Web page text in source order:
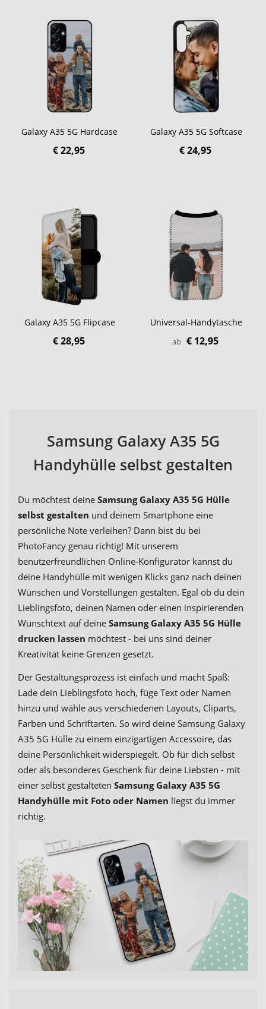
Galaxy A35 5G Hardcase
€ 22,95
Galaxy A35 5G Softcase
€ 24,95
Galaxy A35 5G Flipcase
€ 28,95
Universal-Handytasche
ab € 12,95
Samsung Galaxy A35 5G
Handyhülle selbst gestalten
Du möchtest deine Samsung Galaxy A35 5G Hülle
selbst gestalten und deinem Smartphone eine
persönliche Note verleihen? Dann bist du bei
PhotoFancy genau richtig! Mit unserem
benutzerfreundlichen Online-Konfigurator kannst du
deine Handyhülle mit wenigen Klicks ganz nach deinen
Wünschen und Vorstellungen gestalten. Egal ob du dein
Lieblingsfoto, deinen Namen oder einen inspirierenden
Wunschtext auf deine Samsung Galaxy A35 5G Hülle
drucken lassen möchtest - bei uns sind deiner
Kreativität keine Grenzen gesetzt.
Der Gestaltungsprozess ist einfach und macht Spaß:
Lade dein Lieblingsfoto hoch, füge Text oder Namen
hinzu und wähle aus verschiedenen Layouts, Cliparts,
Farben und Schriftarten. So wird deine Samsung Galaxy
A35 5G Hülle zu einem einzigartigen Accessoire, das
deine Persönlichkeit widerspiegelt. Ob für dich selbst
oder als besonderes Geschenk für deine Liebsten - mit
einer selbst gestalteten Samsung Galaxy A35 5G
Handyhülle mit Foto oder Namen liegst du immer
richtig.